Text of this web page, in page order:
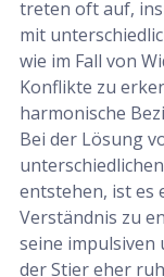
treten oft auf,
mit
wie im Fall von
Konflikte zu
harmonische
Bei der Lösung
entstehen, ist es
Verständnis zu
seine impulsiven
der Stier eher